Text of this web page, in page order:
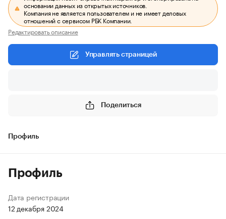
основании данных из открытых источников.
Компания не является пользователем и не имеет деловых
отношений с сервисом РБК Компании.
Редактировать описание
Управлять страницей
Поделиться
Профиль
Профиль
Дата регистрации
12 декабря 2024